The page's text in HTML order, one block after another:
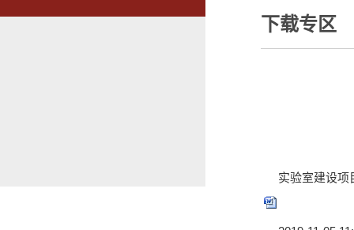
下载专区
实验室建设项